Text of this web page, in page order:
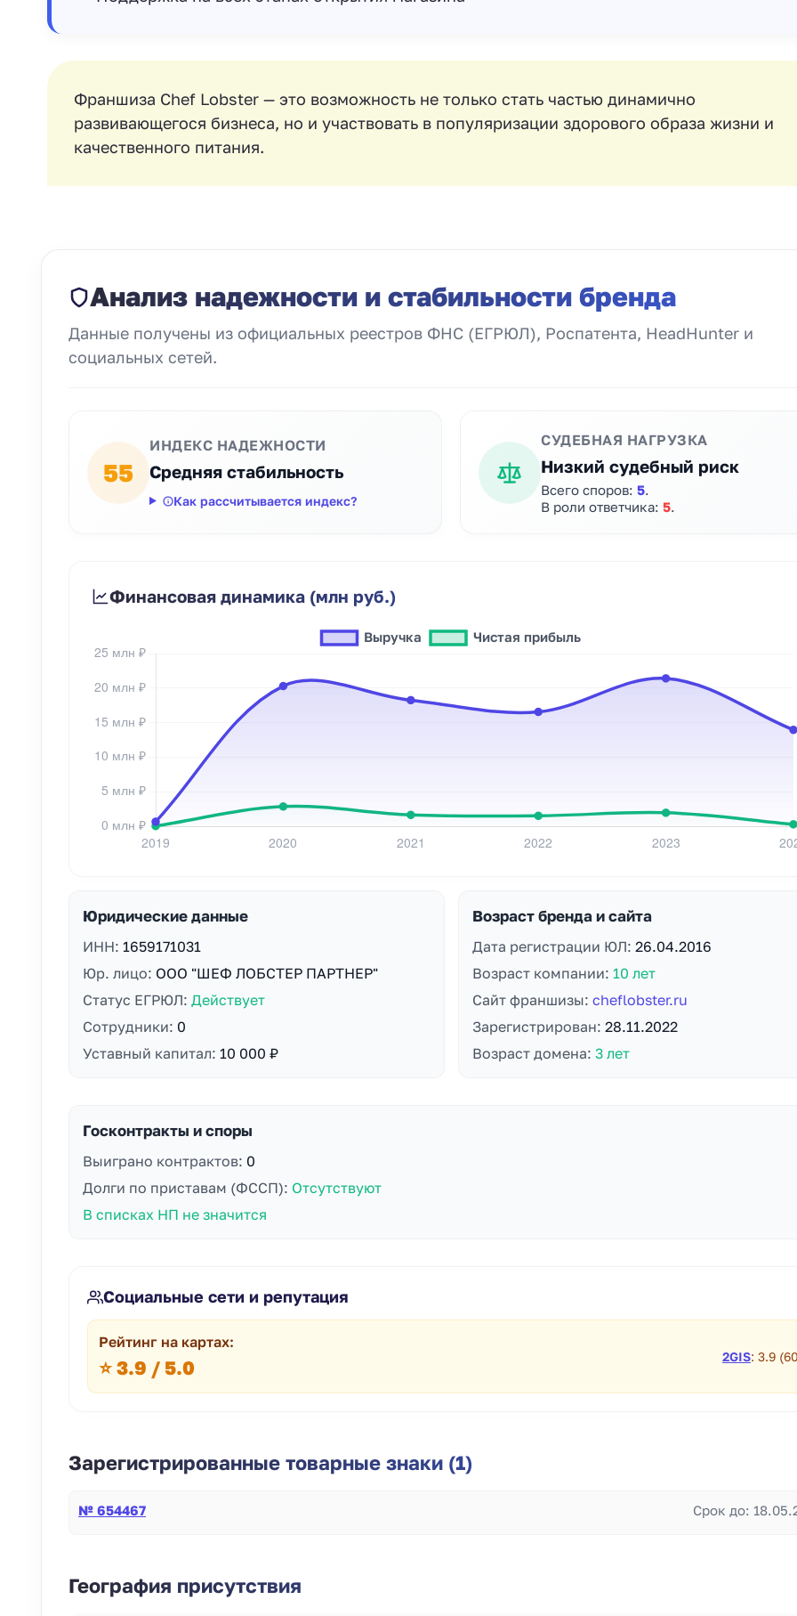
Франшиза Chef Lobster — это возможность не только стать частью динамично
развивающегося бизнеса, но и участвовать в популяризации здорового образа жизни и
качественного питания.
Анализ надежности и стабильности бренда
Данные получены из официальных реестров ФНС (ЕГРЮЛ), Роспатента, HeadHunter и
социальных сетей.
55
ИНДЕКС НАДЕЖНОСТИ
Средняя стабильность
Как рассчитывается индекс?
СУДЕБНАЯ НАГРУЗКА
Низкий судебный риск
Всего споров: 5.
В роли ответчика: 5.
Финансовая динамика (млн руб.)
Юридические данные
ИНН: 1659171031
Юр. лицо: ООО "ШЕФ ЛОБСТЕР ПАРТНЕР"
Статус ЕГРЮЛ: Действует
Сотрудники: 0
Уставный капитал: 10 000 ₽
Возраст бренда и сайта
Дата регистрации ЮЛ: 26.04.2016
Возраст компании: 10 лет
Сайт франшизы: cheflobster.ru
Зарегистрирован: 28.11.2022
Возраст домена: 3 лет
Госконтракты и споры
Выиграно контрактов: 0
Долги по приставам (ФССП): Отсутствуют
В списках НП не значится
Социальные сети и репутация
Рейтинг на картах:
⭐ 3.9 / 5.0 2GIS: 3.9
Зарегистрированные товарные знаки (1)
№ 654467 Срок до:
География присутствия